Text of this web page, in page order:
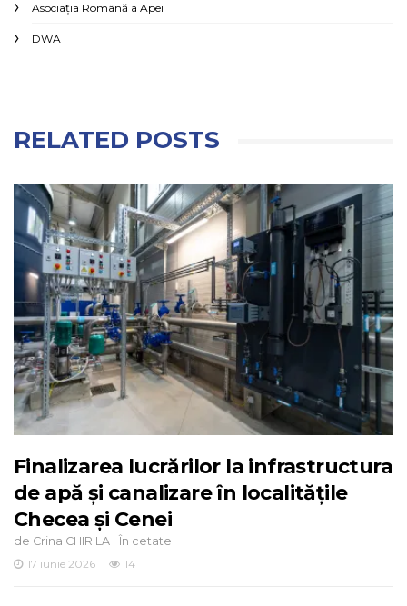
Asociaţia Română a Apei
DWA
RELATED POSTS
Finalizarea lucrărilor la infrastructura
de apă și canalizare în localitățile
Checea și Cenei
de Crina CHIRILA | În cetate
17 iunie 2026
14